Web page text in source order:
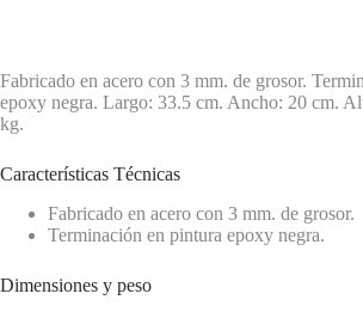
Fabricado en acero con 3 mm. de grosor.
epoxy negra. Largo: 33.5 cm. Ancho: 20 cm.
kg.
Características Técnicas
Fabricado en acero con 3 mm. de grosor.
Terminación en pintura epoxy negra.
Dimensiones y peso